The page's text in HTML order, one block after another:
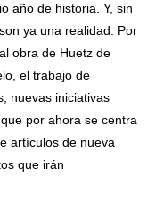
año de historia. Y, sin
ya una realidad. Por
obra de Huetz de
el trabajo de
nuevas iniciativas
por ahora se centra
artículos de nueva
que irán